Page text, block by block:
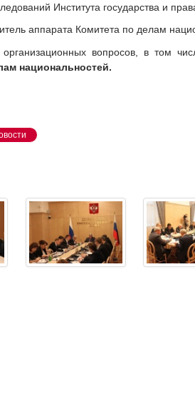
Института государства и
аппарата Комитета по делам
вопросов, в том
национальностей.